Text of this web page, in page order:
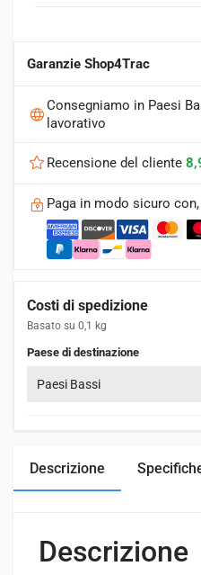
Garanzie Shop4Trac
Consegniamo in Paesi
lavorativo
Recensione del cliente
Paga in modo sicuro
Costi di spedizione
Basato su 0,1 kg
Paese di destinazione
Paesi Bassi
Descrizione
Descrizione